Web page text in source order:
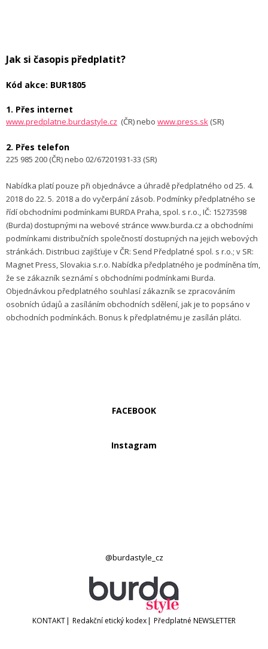
Jak si časopis předplatit?
Kód akce: BUR1805
1. Přes internet
www.predplatne.burdastyle.cz (ČR) nebo www.press.sk (SR)
2. Přes telefon
225 985 200 (ČR) nebo 02/67201931-33 (SR)
Nabídka platí pouze při objednávce a úhradě předplatného od 25. 4.
2018 do 22. 5. 2018 a do vyčerpání zásob. Podmínky předplatného se
řídí obchodními podmínkami BURDA Praha, spol. s r.o., IČ: 15273598
(Burda) dostupnými na webové stránce www.burda.cz a obchodními
podmínkami distribučních společností dostupných na jejich webových
stránkách. Distribuci zajišťuje v ČR: Send Předplatné spol. s r.o.; v SR:
Magnet Press, Slovakia s.r.o. Nabídka předplatného je podmíněna tím,
že se zákazník seznámí s obchodními podmínkami Burda.
Objednávkou předplatného souhlasí zákazník se zpracováním
osobních údajů a zasíláním obchodních sdělení, jak je to popsáno v
obchodních podmínkách. Bonus k předplatnému je zasílán plátci.
FACEBOOK
Instagram
@burdastyle_cz
KONTAKT| Redakční etický kodex| Předplatné NEWSLETTER